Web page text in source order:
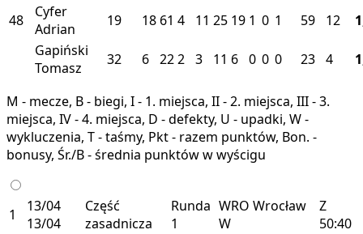
48
Cyfer
Adrian
19 18 61 4 11 25 19 1 0 1 59 12
Gapiński
Tomasz
32 6 222 3 11 6 0 0 0 23 4
M - mecze, B - biegi, I - 1. miejsca, II - 2. miejsca, III - 3.
miejsca, IV - 4. miejsca, D - defekty, U - upadki, W -
wykluczenia, T - taśmy, Pkt - razem punktów, Bon. -
bonusy, Śr./B - średnia punktów w wyścigu
1
13/04
13/04
Część
zasadnicza
Runda
1
WRO Wrocław
W
Z
50:40